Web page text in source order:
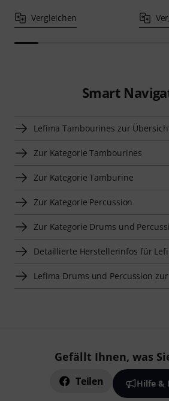
Vergleichen
Smart
Lefima Tambourines zur
Zur Kategorie Tambourines
Zur Kategorie Tamburine
Zur Kategorie Percussion
Zur Kategorie Drums und
Detaillierte Herstellerinfos für
Lefima Drums und Percussion
Gefällt Ihnen, was
Teilen Hilfe &